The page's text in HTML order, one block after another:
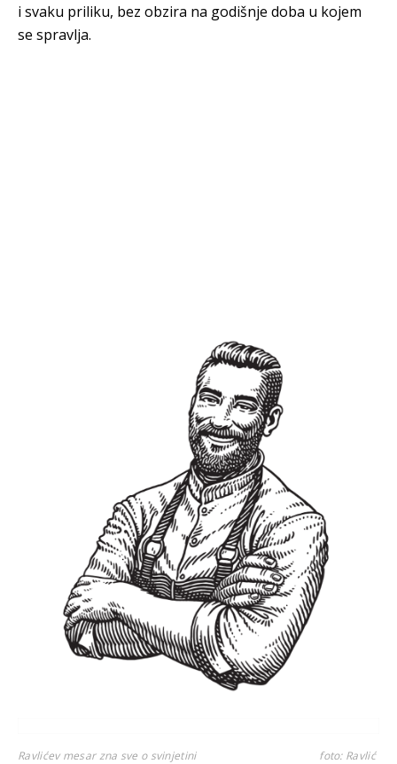
i svaku priliku, bez obzira na godišnje doba u kojem
se spravlja.
Ravlićev mesar zna sve o svinjetini foto: Ravlić